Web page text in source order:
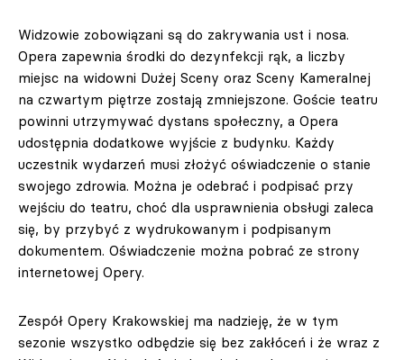
Widzowie zobowiązani są do zakrywania ust i nosa.
Opera zapewnia środki do dezynfekcji rąk, a liczby
miejsc na widowni Dużej Sceny oraz Sceny Kameralnej
na czwartym piętrze zostają zmniejszone. Goście teatru
powinni utrzymywać dystans społeczny, a Opera
udostępnia dodatkowe wyjście z budynku. Każdy
uczestnik wydarzeń musi złożyć oświadczenie o stanie
swojego zdrowia. Można je odebrać i podpisać przy
wejściu do teatru, choć dla usprawnienia obsługi zaleca
się, by przybyć z wydrukowanym i podpisanym
dokumentem. Oświadczenie można pobrać ze strony
internetowej Opery.
Zespół Opery Krakowskiej ma nadzieję, że w tym
sezonie wszystko odbędzie się bez zakłóceń i że wraz z